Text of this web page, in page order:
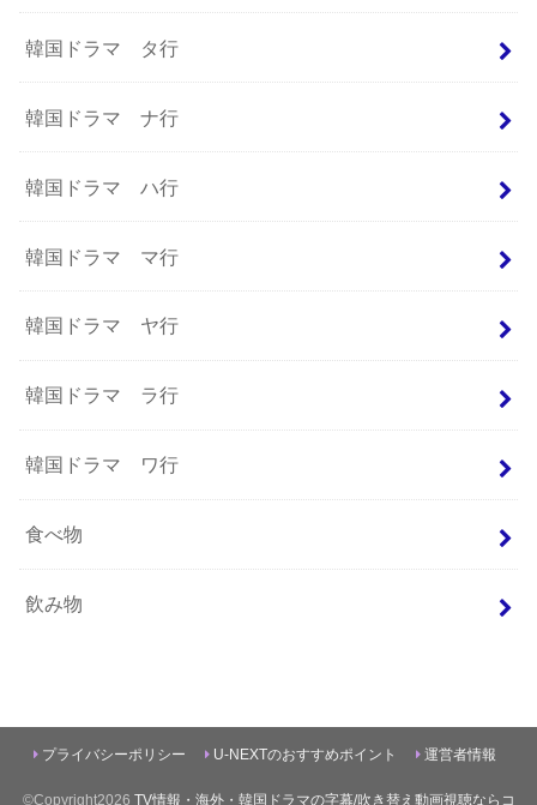
韓国ドラマ タ行
韓国ドラマ ナ行
韓国ドラマ ハ行
韓国ドラマ マ行
韓国ドラマ ヤ行
韓国ドラマ ラ行
韓国ドラマ ワ行
食べ物
飲み物
プライバシーポリシー U-NEXTのおすすめポイント 運営者情報
©Copyright2026 TV情報・海外・韓国ドラマの字幕/吹き替え動画視聴ならコ